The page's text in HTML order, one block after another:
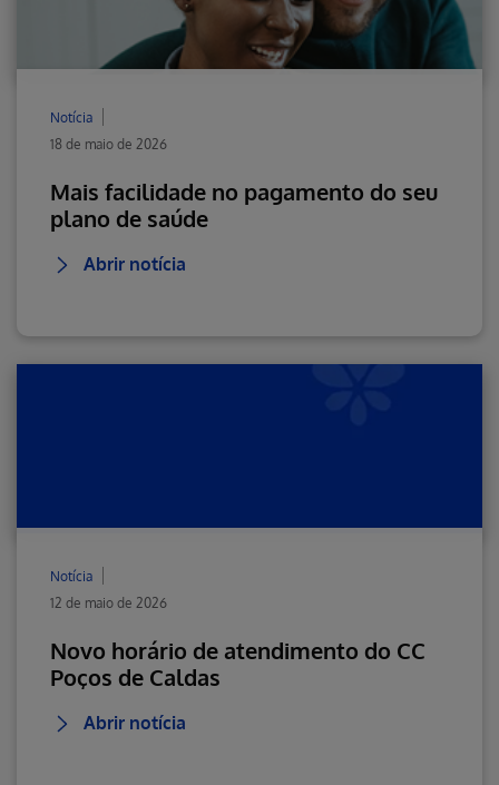
Notícia
18 de maio de 2026
Mais facilidade no pagamento do seu
plano de saúde
Abrir notícia
Notícia
12 de maio de 2026
Novo horário de atendimento do CC
Poços de Caldas
Abrir notícia